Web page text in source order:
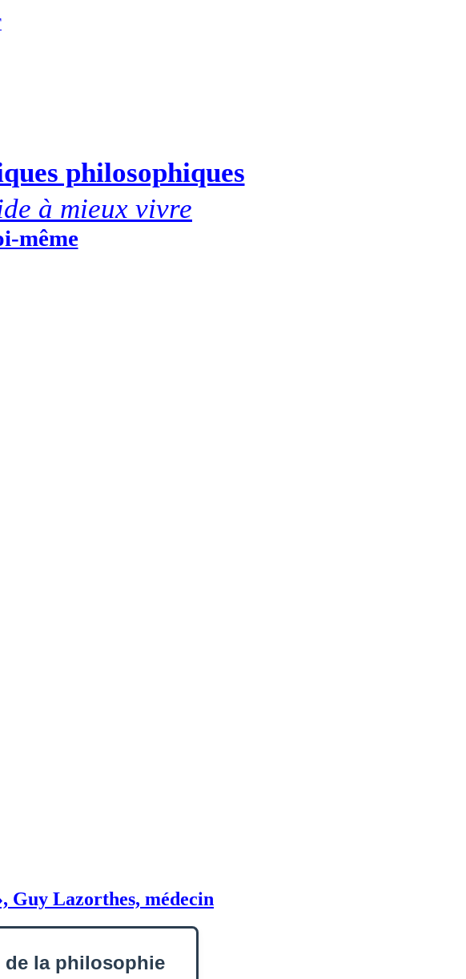
philosophiques
à mieux vivre
même
Guy Lazorthes, médecin
de la philosophie